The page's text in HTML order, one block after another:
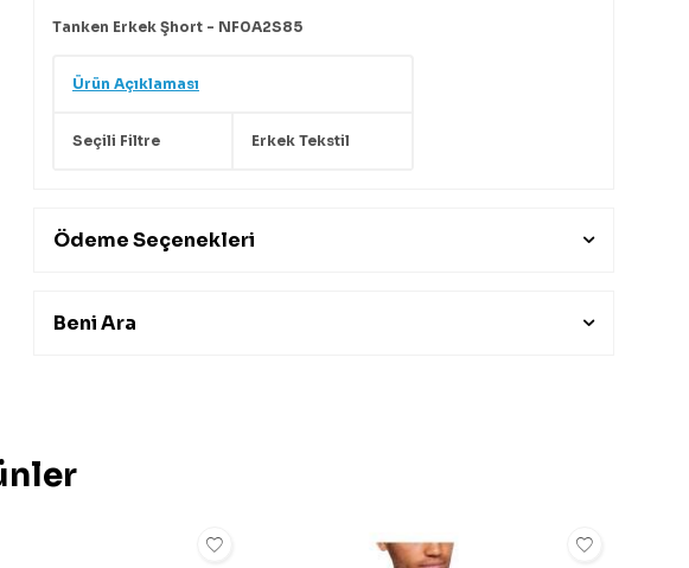
Tanken Erkek Şhort - NF0A2S85
Ürün Açıklaması
Seçili Filtre Erkek Tekstil
Ödeme Seçenekleri
Beni Ara